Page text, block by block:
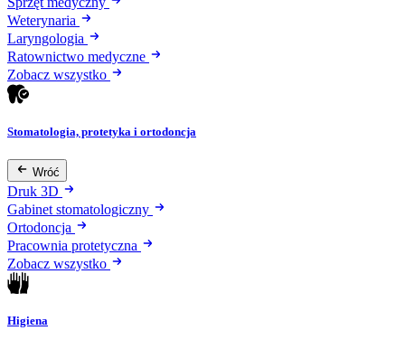
Weterynaria
Laryngologia
Ratownictwo medyczne
Zobacz wszystko
Stomatologia, protetyka i ortodoncja
Wróć
Druk 3D
Gabinet stomatologiczny
Ortodoncja
Pracownia protetyczna
Zobacz wszystko
Higiena